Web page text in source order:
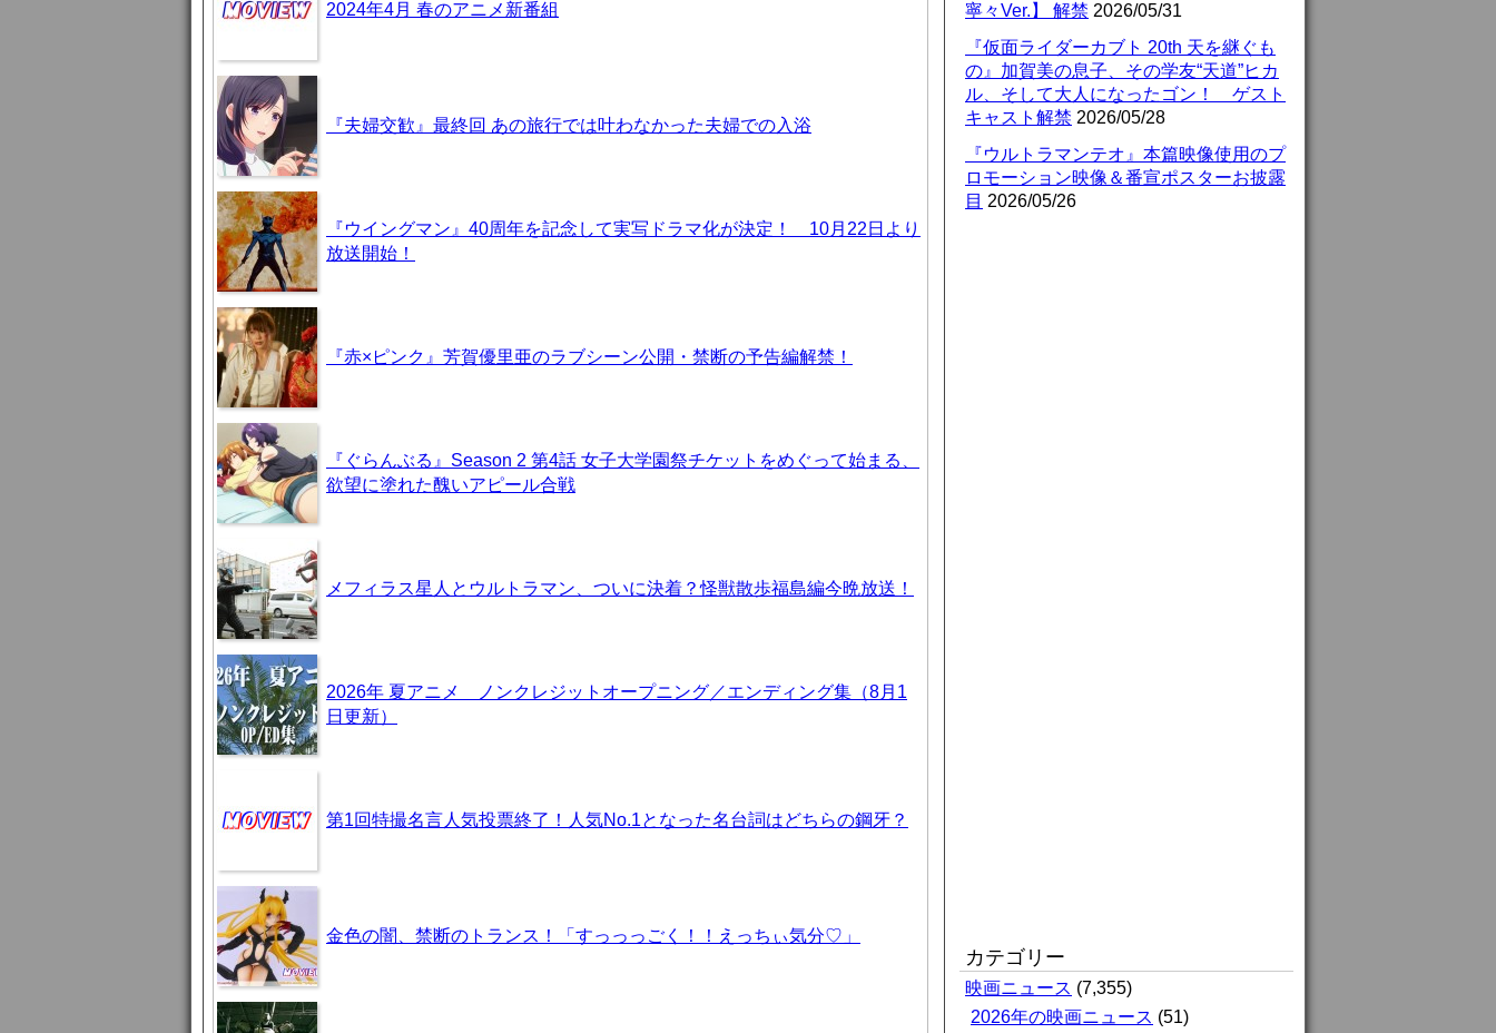
2024年4月 春のアニメ新番組
『夫婦交歓』最終回 あの旅行では叶わなかった夫婦での入浴
『ウイングマン』40周年を記念して実写ドラマ化が決定！ 10月22日より
放送開始！
『赤×ピンク』芳賀優里亜のラブシーン公開・禁断の予告編解禁！
『ぐらんぶる』Season 2 第4話 女子大学園祭チケットをめぐって始まる、
欲望に塗れた醜いアピール合戦
メフィラス星人とウルトラマン、ついに決着？怪獣散歩福島編今晩放送！
2026年 夏アニメ ノンクレジットオープニング／エンディング集（8月1
日更新）
第1回特撮名言人気投票終了！人気No.1となった名台詞はどちらの鋼牙？
金色の闇、禁断のトランス！「すっっっごく！！えっちぃ気分♡」
寧々Ver.】 解禁 2026/05/31
『仮面ライダーカブト 20th 天を継ぐも
の』加賀美の息子、その学友“天道”ヒカ
ル、そして大人になったゴン！ ゲスト
キャスト解禁 2026/05/28
『ウルトラマンテオ』本篇映像使用のプ
ロモーション映像＆番宣ポスターお披露
目 2026/05/26
カテゴリー
映画ニュース (7,355)
2026年の映画ニュース (51)